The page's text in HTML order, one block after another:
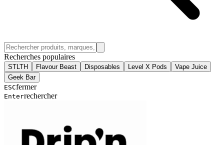
Recherches populaires
STLTH Flavour Beast Disposables Level X Pods
Vape Juice
Geek Bar
ESCfermer
Enterrechercher